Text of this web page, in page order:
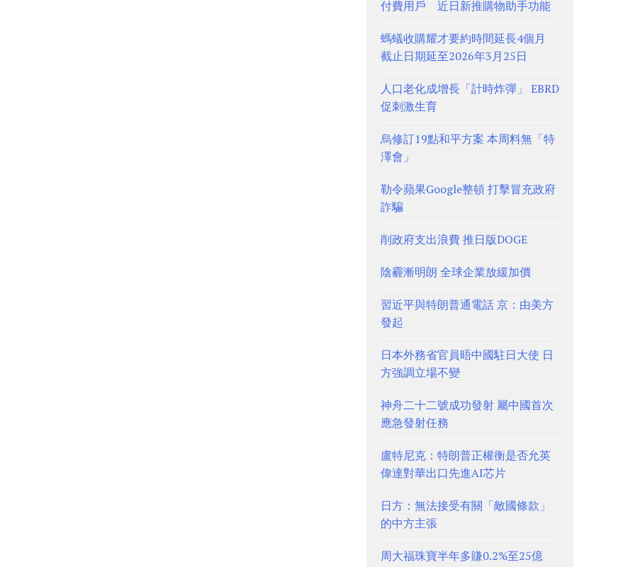
付費用戶 近日新推購物助手功能
螞蟻收購耀才要約時間延長4個月
截止日期延至2026年3月25日
人口老化成增長「計時炸彈」 EBRD
促刺激生育
烏修訂19點和平方案 本周料無「特
澤會」
勒令蘋果Google整頓 打擊冒充政府
詐騙
削政府支出浪費 推日版DOGE
陰霾漸明朗 全球企業放緩加價
習近平與特朗普通電話 京：由美方
發起
日本外務省官員晤中國駐日大使 日
方強調立場不變
神舟二十二號成功發射 屬中國首次
應急發射任務
盧特尼克：特朗普正權衡是否允英
偉達對華出口先進AI芯片
日方：無法接受有關「敵國條款」
的中方主張
周大福珠寶半年多賺0.2%至25億